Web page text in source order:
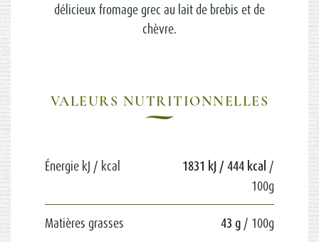
délicieux fromage grec au lait de brebis et de
chèvre.
VALEURS NUTRITIONNELLES
Énergie kJ / kcal 1831 kJ / 444 kcal /
100g
Matières grasses 43 g / 100g